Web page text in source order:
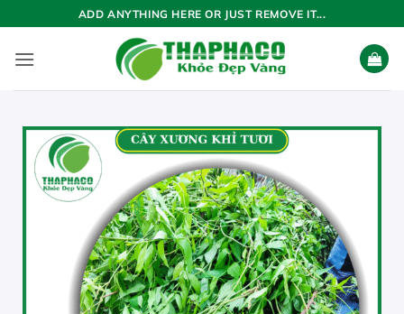
qua
nội
ADD ANYTHING HERE OR JUST REMOVE IT...